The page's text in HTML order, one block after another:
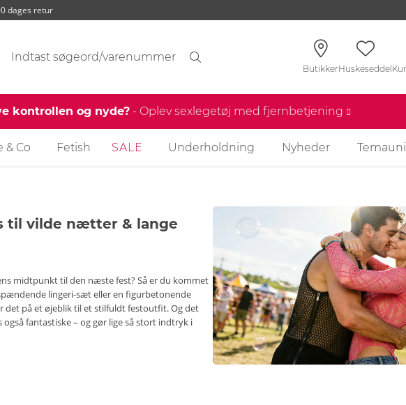
dages retur
Søgeforslag
Søgning
ButikkerHuskeseddel
kontrollen og nyde?- Oplev sexlegetøj med fjernbetjening
& Co Fetish SALE Underholdning Nyheder
til vilde nætter & lange
midtpunkt til den næste fest? Så er du kommet
lingeri-sæt eller en figurbetonende
det på et øjeblik til et stilfuldt festoutfit. Og det
fantastiske – og gør lige så stort indtryk i